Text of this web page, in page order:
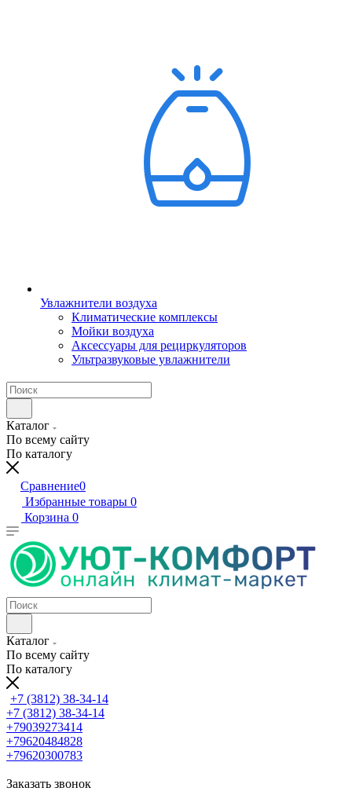
Увлажнители воздуха
Климатические комплексы
Мойки воздуха
Аксессуары для рециркуляторов
Ультразвуковые увлажнители
Каталог
По всему сайту
По каталогу
Сравнение0
Избранные товары 0
Корзина 0
Каталог
По всему сайту
По каталогу
+7 (3812) 38-34-14
+7 (3812) 38-34-14
+79039273414
+79620484828
+79620300783
Заказать звонок